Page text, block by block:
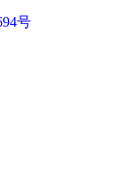
号